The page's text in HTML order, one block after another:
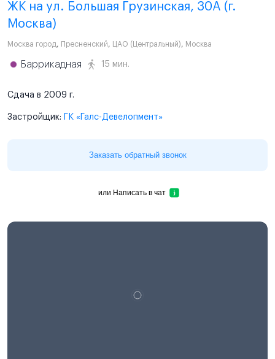
ЖК на ул. Большая Грузинская, 30A (г.
Москва)
Москва город, Пресненский, ЦАО (Центральный), Москва
Баррикадная 15 мин.
Сдача в 2009 г.
Застройщик: ГК «Галс-Девелопмент»
Заказать обратный звонок
или Написать в чат